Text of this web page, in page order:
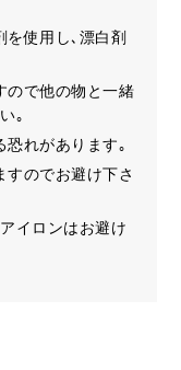
使用し､漂白剤
ので他の物と一緒
｡
恐れがあります｡
すのでお避け下さ
イロンはお避け